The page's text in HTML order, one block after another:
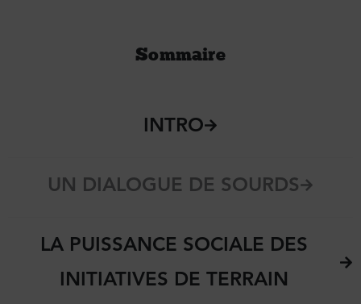
Sommaire
INTRO
UN DIALOGUE DE SOURDS
LA PUISSANCE SOCIALE DES
INITIATIVES DE TERRAIN